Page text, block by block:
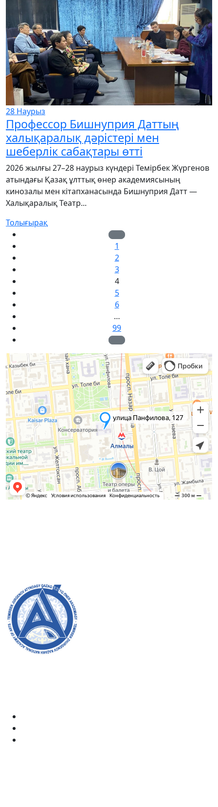
28 Наурыз
Профессор Бишнуприя Даттың
халықаралық дәрістері мен
шеберлік сабақтары өтті
2026 жылғы 27–28 наурыз күндері Темірбек Жүргенов
атындағы Қазақ ұлттық өнер академиясының
кинозалы мен кітапханасында Бишнуприя Датт —
Халықаралық Театр...
Толығырақ
1
2
3
4
5
6
…
99